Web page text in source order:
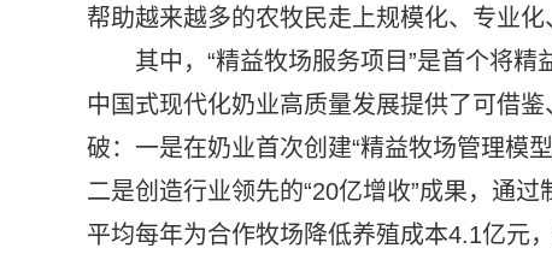
帮助越来越多的农牧民走上规模化、专业化
其中，“精益牧场服务项目”是首个将精
中国式现代化奶业高质量发展提供了可借
破：一是在奶业首次创建“精益牧场管理模
二是创造行业领先的“20亿增收”成果，通过
平均每年为合作牧场降低养殖成本4.1亿元